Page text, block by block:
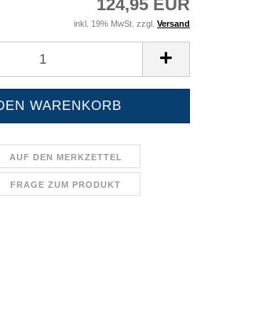
124,95 EUR
inkl. 19% MwSt. zzgl. Versand
AUF DEN MERKZETTEL
FRAGE ZUM PRODUKT